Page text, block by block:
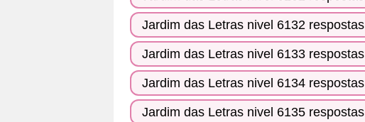
Jardim das Letras nivel 6132 respostas
Jardim das Letras nivel 6133 respostas
Jardim das Letras nivel 6134 respostas
Jardim das Letras nivel 6135 respostas